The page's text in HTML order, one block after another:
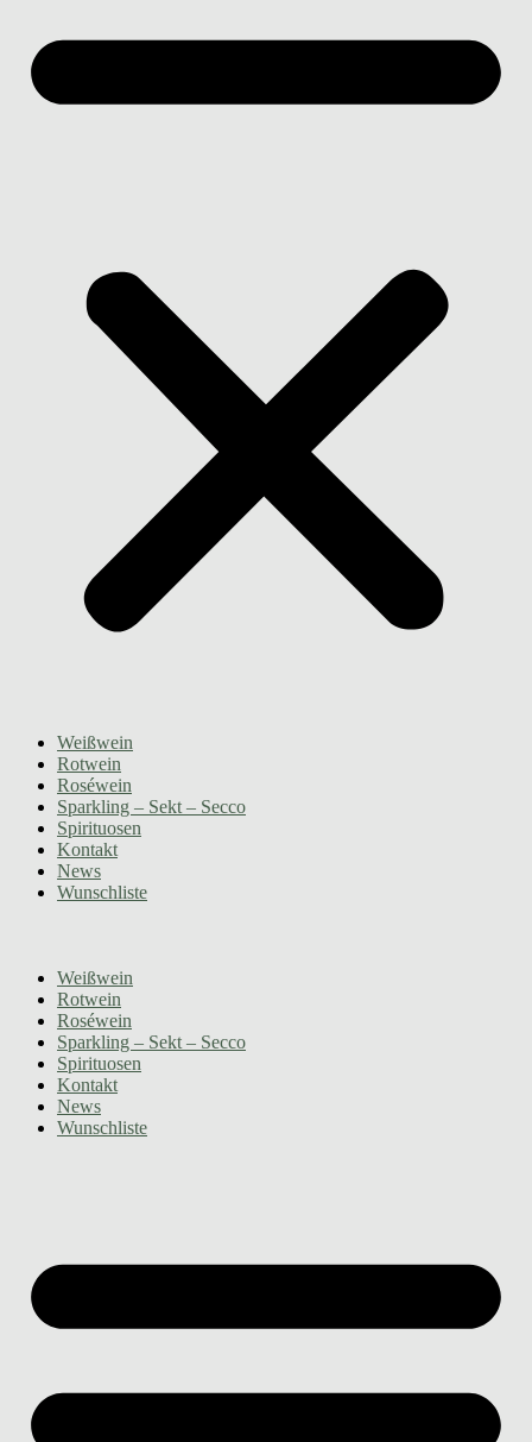
Weißwein
Rotwein
Roséwein
Sparkling – Sekt – Secco
Spirituosen
Kontakt
News
Wunschliste
Weißwein
Rotwein
Roséwein
Sparkling – Sekt – Secco
Spirituosen
Kontakt
News
Wunschliste